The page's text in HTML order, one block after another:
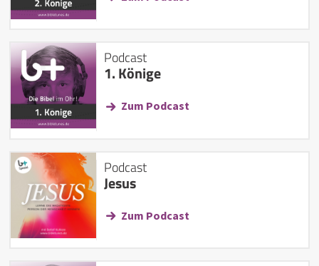
Podcast
1. Könige
Zum Podcast
Podcast
Jesus
Zum Podcast